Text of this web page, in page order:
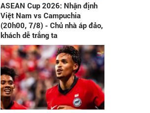
ASEAN Cup 2026: Nhận định
Việt Nam vs Campuchia
(20h00, 7/8) - Chủ nhà áp đảo,
khách dễ trắng ta